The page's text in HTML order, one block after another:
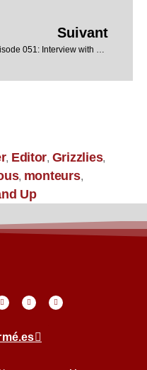
Suivant
Episode 051: Interview with Kim French
, Editor, Grizzlies,
, monteurs,
Up